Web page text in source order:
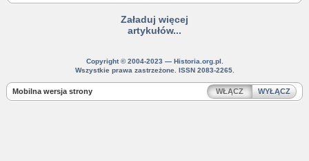
Załaduj więcej
artykułów...
Copyright © 2004-2023 — Historia.org.pl.
Wszystkie prawa zastrzeżone. ISSN 2083-2265.
Mobilna wersja strony WŁĄCZ WYŁĄCZ